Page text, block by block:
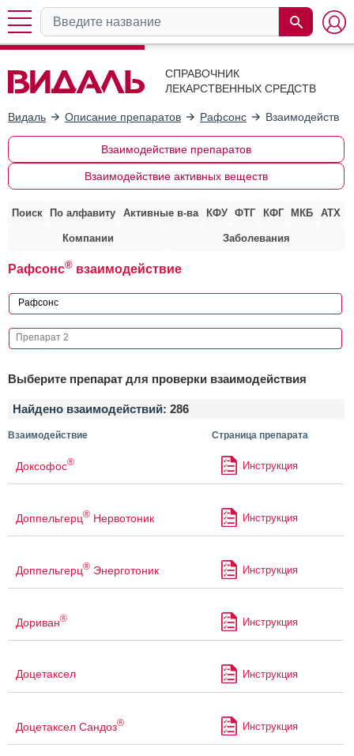
СПРАВОЧНИК
ЛЕКАРСТВЕННЫХ СРЕДСТВ
Видаль Описание препаратов Рафсонс
Взаимодействие препаратов
Взаимодействие активных веществ
Поиск По алфавиту Активные в-ва КФУ ФТГ КФГ МКБ АТХ
Компании Заболевания
Рафсонс® взаимодействие
Выберите препарат для проверки взаимодействия
Найдено взаимодействий: 286
Взаимодействие Страница препарата
Доксофос® Инструкция
Доппельгерц® Нервотоник Инструкция
Доппельгерц® Энерготоник Инструкция
Дориван® Инструкция
Доцетаксел Инструкция
Доцетаксел Сандоз® Инструкция